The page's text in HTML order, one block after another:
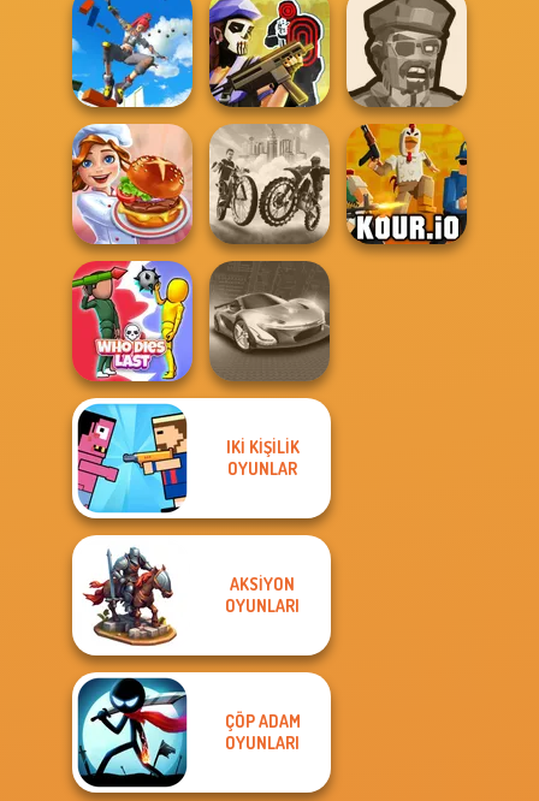
Only Up 3D
Parkour Go
Ascend
Tom Clancy's
Shootout
Zombies
Shooter
Cooking Festival
City Bike Racing
Champion
Who Dies Last
IKI KIŞILIK
OYUNLAR
AKSIYON
OYUNLARI
ÇÖP ADAM
OYUNLARI